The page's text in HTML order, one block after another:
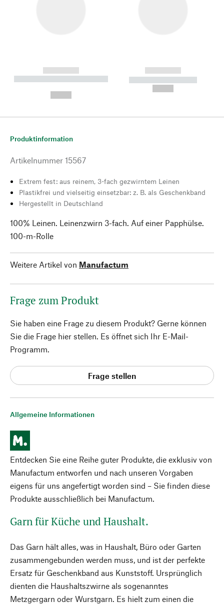
------------
----------- ----------- --------
------------
----------- -----------
Allgemeine Informationen
Entdecken Sie eine Reihe guter Produkte, die exklusiv von
Manufactum entworfen und nach unseren Vorgaben
eigens für uns angefertigt worden sind – Sie finden diese
Produkte ausschließlich bei Manufactum.
Garn für Küche und Haushalt.
Das Garn hält alles, was in Haushalt, Büro oder Garten
zusammengebunden werden muss, und ist der perfekte
Ersatz für Geschenkband aus Kunststoff. Ursprünglich
dienten die Haushaltszwirne als sogenanntes
Metzgergarn oder Wurstgarn. Es hielt zum einen die
Produktinformation
Artikelnummer 15567
Extrem fest: aus reinem, 3-fach gezwirntem Leinen
Plastikfrei und vielseitig einsetzbar: z. B. als Geschenkband
Hergestellt in Deutschland
100% Leinen. Leinenzwirn 3-fach. Auf einer Papphülse.
100-m-Rolle
Weitere Artikel von Manufactum
Frage zum Produkt
Sie haben eine Frage zu diesem Produkt? Gerne können
Sie die Frage hier stellen. Es öffnet sich Ihr E-Mail-
Programm.
Frage stellen